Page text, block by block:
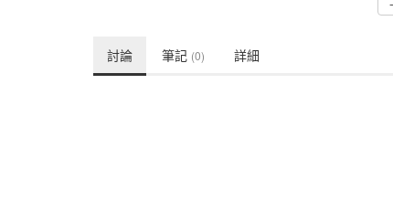
討論 筆記 (0) 詳細